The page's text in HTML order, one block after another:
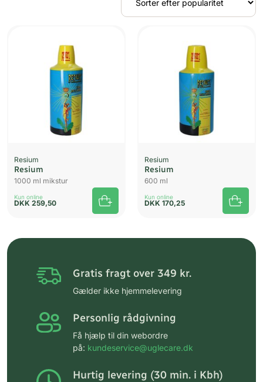
Resium
Resium
1000 ml mikstur
Kun online
DKK 259,50
Resium
Resium
600 ml
Kun online
DKK 170,25
Gratis fragt over 349 kr.
Gælder ikke hjemmelevering
Personlig rådgivning
Få hjælp til din webordre
på: kundeservice@uglecare.dk
Hurtig levering (30 min. i Kbh)